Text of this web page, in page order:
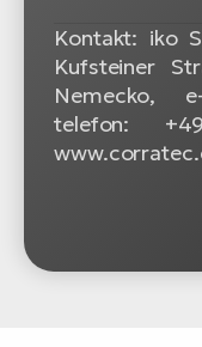
Kontakt: iko
Kufsteiner
Nemecko,
telefon: